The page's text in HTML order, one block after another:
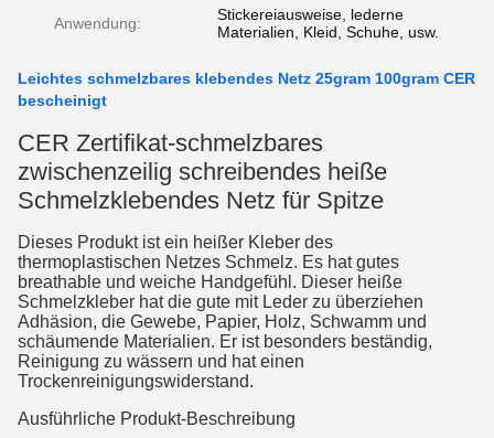
Anwendung:
Stickereiausweise, lederne
Materialien, Kleid, Schuhe, usw.
Leichtes schmelzbares klebendes Netz 25gram 100gram CER
bescheinigt
CER Zertifikat-schmelzbares
zwischenzeilig schreibendes heiße
Schmelzklebendes Netz für Spitze
Dieses Produkt ist ein heißer Kleber des
thermoplastischen Netzes Schmelz. Es hat gutes
breathable und weiche Handgefühl. Dieser heiße
Schmelzkleber hat die gute mit Leder zu überziehen
Adhäsion, die Gewebe, Papier, Holz, Schwamm und
schäumende Materialien. Er ist besonders beständig,
Reinigung zu wässern und hat einen
Trockenreinigungswiderstand.
Ausführliche Produkt-Beschreibung